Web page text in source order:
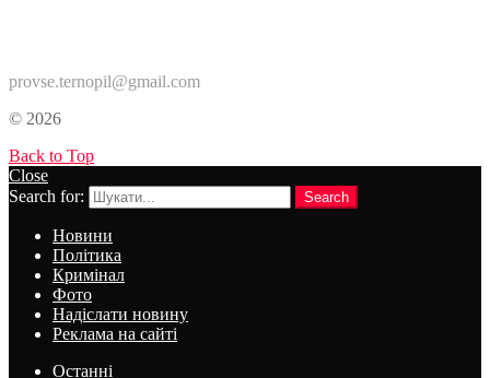
provse.ternopil@gmail.com
© 2026
Back to Top
Close
Search for:
Search
Новини
Політика
Кримінал
Фото
Надіслати новину
Реклама на сайті
Останні